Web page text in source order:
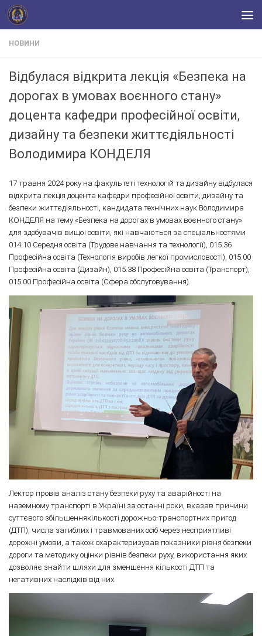
Skip to content
НОВИНИ
Відбулася відкрита лекція «Безпека на
дорогах в умовах воєнного стану»
доцента кафедри професійної освіти,
дизайну та безпеки життєдіяльності
Володимира КОНДЕЛЯ
17 травня 2024 року на факультеті технологій та дизайну відбулася
відкрита лекція доцента кафедри професійної освіти, дизайну та
безпеки життєдіяльності, кандидата технічних наук Володимира
КОНДЕЛЯ на тему «Безпека на дорогах в умовах воєнного стану»
для здобувачів вищої освіти, які навчаються за спеціальностями
014.10 Середня освіта (Трудове навчання та технології), 015.36
Професійна освіта (Технологія виробів легкої промисловості), 015.00
Професійна освіта (Дизайн), 015.38 Професійна освіта (Транспорт),
015.00 Професійна освіта (Сфера обслуговування).
Лектор провів аналіз стану безпеки руху та аварійності на
наземному транспорті в Україні за останні роки, вказав причини
суттєвого збільшеннякількості дорожньо-транспортних пригод
(ДТП), числа загиблих і травмованих осіб через несприятливі
дорожні умови, а також охарактеризував показники рівня безпеки
дороги та методику оцінки рівнів безпеки руху, використання яких
дозволяє знайти шляхи для зменшення кількості ДТП та
негативних наслідків від них.